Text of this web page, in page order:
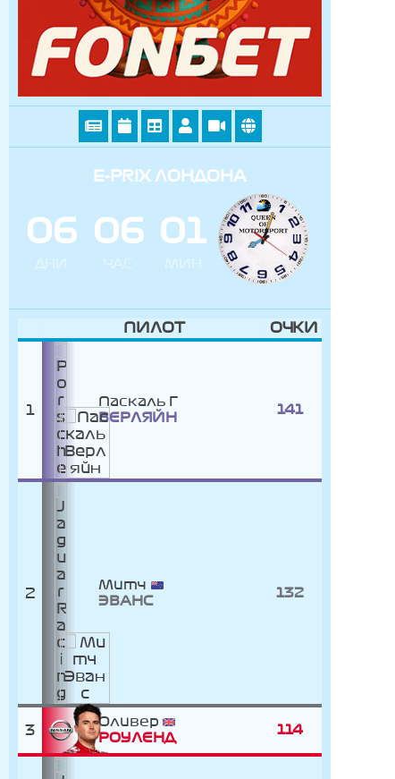
E-PRIX ЛОНДОНА
06
ДНИ
06
ЧАС
01
МИН
ПИЛОТ ОЧКИ
1
Паскаль
ВЕРЛЯЙН
141
2
Митч
ЭВАНС
132
3
Оливер
РОУЛЕНД
114